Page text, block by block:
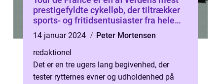
prestigefyldte cykelløb, der tiltrækker
sports- og fritidsentusiaster fra hele
verden
14 januar 2024
Peter Mortensen
redaktionel
Det er en tre ugers lang begivenhed, der
tester rytternes evner og udholdenhed på